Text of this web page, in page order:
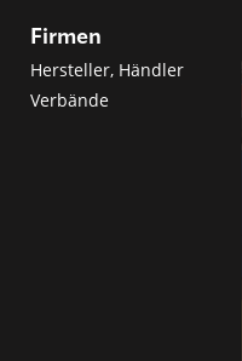
Firmen
Hersteller, Händler
Verbände